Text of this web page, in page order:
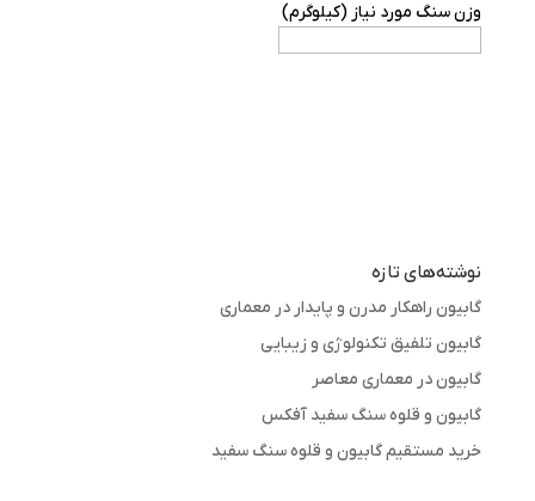
وزن سنگ مورد نیاز (کیلوگرم)
نوشته‌های تازه
گابیون راهکار مدرن و پایدار در معماری
گابیون تلفیق تکنولوژی و زیبایی
گابیون در معماری معاصر
گابیون و قلوه سنگ سفید آفکس
خرید مستقیم گابیون و قلوه سنگ سفید